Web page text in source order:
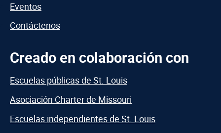
Eventos
Contáctenos
Creado en colaboración con
Escuelas públicas de St. Louis
Asociación Charter de Missouri
Escuelas independientes de St. Louis